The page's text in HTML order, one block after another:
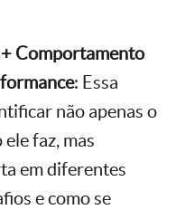
Comportamento
: Essa
não apenas o
faz, mas
em diferentes
e como se